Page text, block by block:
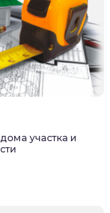
участка и